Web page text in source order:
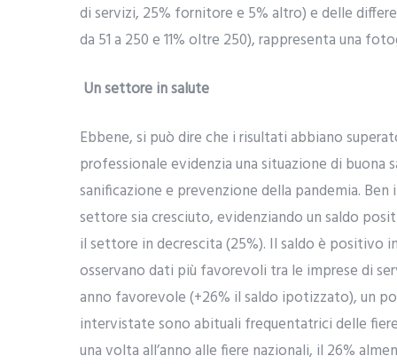
di servizi, 25% fornitore e 5% altro) e delle
da 51 a 250 e 11% oltre 250), rappresenta una
Un settore in salute
Ebbene, si può dire che i risultati abbiano
professionale evidenzia una situazione di
sanificazione e prevenzione della pandemia.
settore sia cresciuto, evidenziando un saldo
il settore in decrescita (25%). Il saldo è
osservano dati più favorevoli tra le imprese di
anno favorevole (+26% il saldo ipotizzato), un
intervistate sono abituali frequentatrici delle
una volta all’anno alle fiere nazionali, il 26%